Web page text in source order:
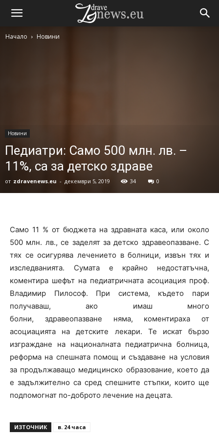
Начало Новини
Новини
Педиатри: Само 500 млн. лв. –
11%, са за детско здраве
от zdravenews.eu - декември 5, 2019 34 0
Само 11 % от бюджета на здравната каса, или около
500 млн. лв., се заделят за детско здравеопазване. С
тях се осигурява лечението в болници, извън тях и
изследванията. Сумата е крайно недостатъчна,
коментира шефът на педиатричната асоциация проф.
Владимир Пилософ. При система, където пари
получаваш, ако имаш много
болни, здравеопазване няма, коментираха от
асоциацията на детските лекари. Те искат бързо
изграждане на националната педиатрична болница,
реформа на спешната помощ и създаване на условия
за продължаващо медицинско образование, което да
е задължително са сред спешните стъпки, които ще
подпомогнат по-доброто лечение на децата.
ИЗТОЧНИК в. 24 часа